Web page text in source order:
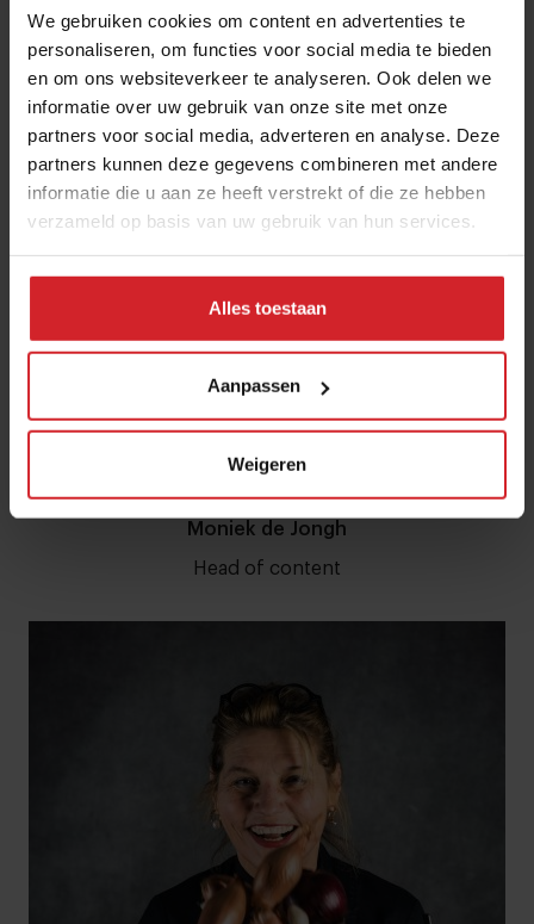
We gebruiken cookies om content en advertenties te
personaliseren, om functies voor social media te bieden
en om ons websiteverkeer te analyseren. Ook delen we
informatie over uw gebruik van onze site met onze
partners voor social media, adverteren en analyse. Deze
partners kunnen deze gegevens combineren met andere
informatie die u aan ze heeft verstrekt of die ze hebben
verzameld op basis van uw gebruik van hun services.
Alles toestaan
Aanpassen
Weigeren
Moniek de Jongh
Head of content